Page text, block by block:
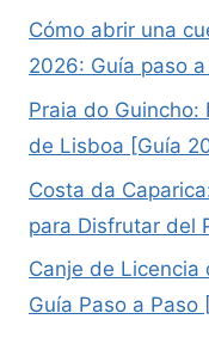
Cómo abrir una
2026: Guía paso
Praia do
de Lisboa [Guía
Costa da
para Disfrutar del
Canje de
Guía Paso a Paso